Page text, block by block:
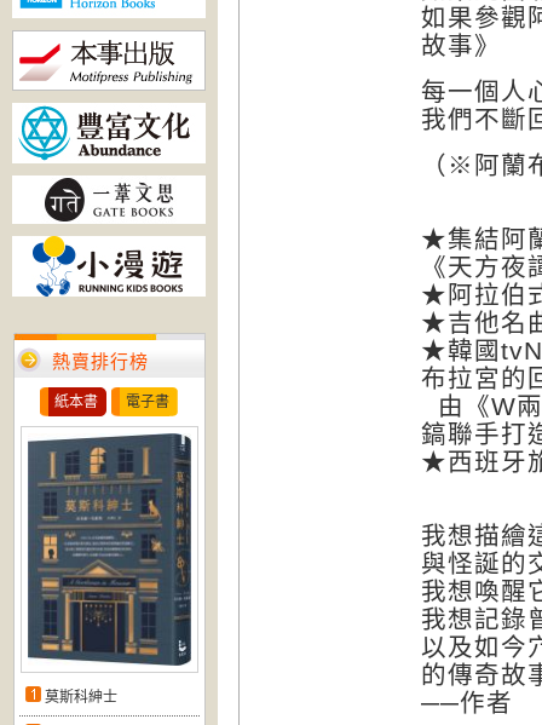
熱賣排行榜
紙本書 電子書
莫斯科紳士
如果參觀
故事》
每一個人
我們不斷
（※阿蘭
★集結阿
《天方夜
★阿拉伯
★吉他名
★韓國tvN
布拉宮的
由《W
鎬聯手打
★西班牙
我想描繪
與怪誕的
我想喚醒
我想記錄
以及如今
的傳奇故
──作者